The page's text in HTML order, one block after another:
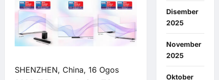
SHENZHEN, China, 16 Ogos
Disember
2025
November
2025
Oktober